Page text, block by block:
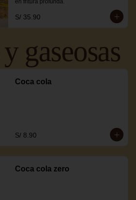
en fritura profunda.
S/ 35.90
gaseosas
Coca cola
S/ 8.90
Coca cola zero